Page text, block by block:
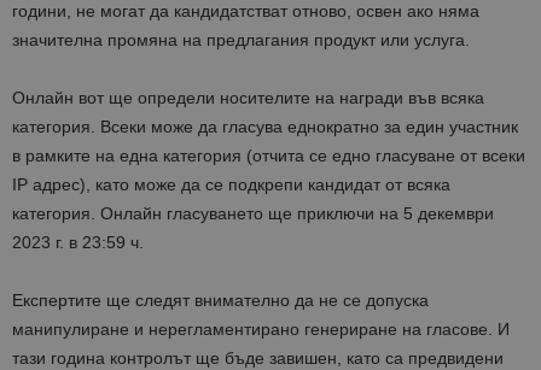
години, не могат да кандидатстват отново, освен ако няма
значителна промяна на предлагания продукт или услуга.
Онлайн вот ще определи носителите на награди във всяка
категория. Всеки може да гласува еднократно за един участник
в рамките на една категория (отчита се едно гласуване от всеки
IP адрес), като може да се подкрепи кандидат от всяка
категория. Онлайн гласуването ще приключи на 5 декември
2023 г. в 23:59 ч.
Експертите ще следят внимателно да не се допуска
манипулиране и нерегламентирано генериране на гласове. И
тази година контролът ще бъде завишен, като са предвидени